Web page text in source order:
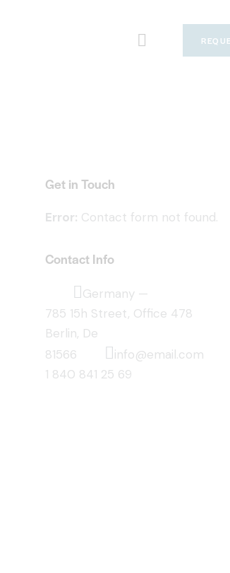
Get in Touch
Error: Contact form not found.
Contact Info
Germany —
785 15h Street, Office 478
Berlin, De
81566
info@email.com
1 840 841 25 69